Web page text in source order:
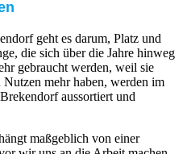
geht es darum, Platz und
die sich über die Jahre hinweg
gebraucht werden, weil sie
mehr haben, werden im
aussortiert und
maßgeblich von einer